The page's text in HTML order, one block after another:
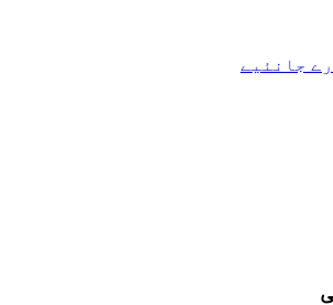
جانئیے